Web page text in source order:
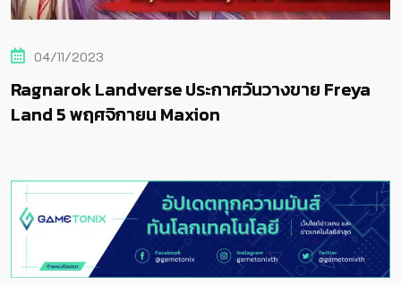
22/10/2023
Ragnarok Landverse ต้อนรับกระแสสุดแรง
เซิร์ฟเวอร์ใหม่ที่ 2 “FREYA”